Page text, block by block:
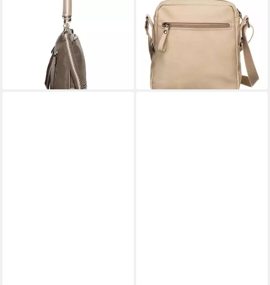
Schultertasche, Nylon
lieferbar - in 2-3 Werktagen bei dir
SANSIBAR
Umhängetasche Crossbody
Bag
119,95 €
lieferbar - in 2-3 Werktagen bei dir